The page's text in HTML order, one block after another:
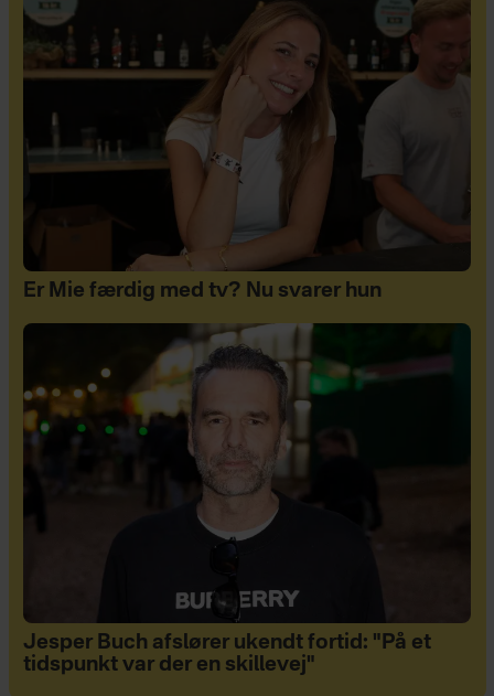
Er Mie færdig med tv? Nu svarer hun
Jesper Buch afslører ukendt fortid: "På et
tidspunkt var der en skillevej"